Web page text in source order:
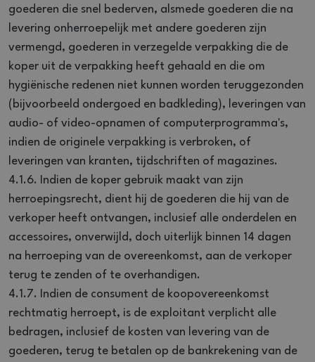
goederen die snel bederven, alsmede goederen die na
levering onherroepelijk met andere goederen zijn
vermengd, goederen in verzegelde verpakking die de
koper uit de verpakking heeft gehaald en die om
hygiënische redenen niet kunnen worden teruggezonden
(bijvoorbeeld ondergoed en badkleding), leveringen van
audio- of video-opnamen of computerprogramma's,
indien de originele verpakking is verbroken, of
leveringen van kranten, tijdschriften of magazines.
4.1.6. Indien de koper gebruik maakt van zijn
herroepingsrecht, dient hij de goederen die hij van de
verkoper heeft ontvangen, inclusief alle onderdelen en
accessoires, onverwijld, doch uiterlijk binnen 14 dagen
na herroeping van de overeenkomst, aan de verkoper
terug te zenden of te overhandigen.
4.1.7. Indien de consument de koopovereenkomst
rechtmatig herroept, is de exploitant verplicht alle
bedragen, inclusief de kosten van levering van de
goederen, terug te betalen op de bankrekening van de